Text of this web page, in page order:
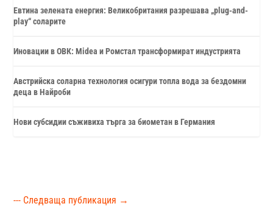
Евтина зелената енергия: Великобритания разрешава „plug-and-
play“ соларите
Иновации в ОВК: Midea и Ромстал трансформират индустрията
Австрийска соларна технология осигури топла вода за бездомни
деца в Найроби
Нови субсидии съживиха търга за биометан в Германия
--- Следваща публикация →